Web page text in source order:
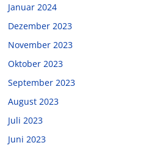
Januar 2024
Dezember 2023
November 2023
Oktober 2023
September 2023
August 2023
Juli 2023
Juni 2023